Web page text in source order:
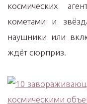
космических
кометами и
наушники или
ждёт сюрприз.